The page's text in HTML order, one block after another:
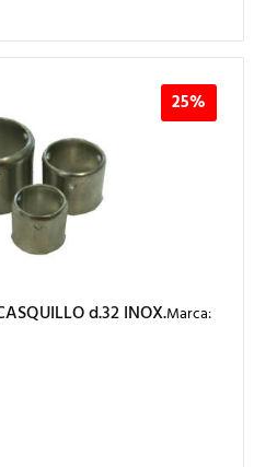
25%
d.32 INOX.Marca: